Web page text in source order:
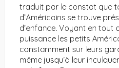
traduit par le constat que
d’Américains se trouve
d’enfance. Voyant en tout
puissance les petits
constamment sur leurs
même jusqu’à leur